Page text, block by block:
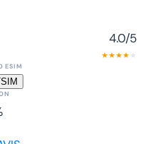
4.0/5
★★★★ ★
ESIM